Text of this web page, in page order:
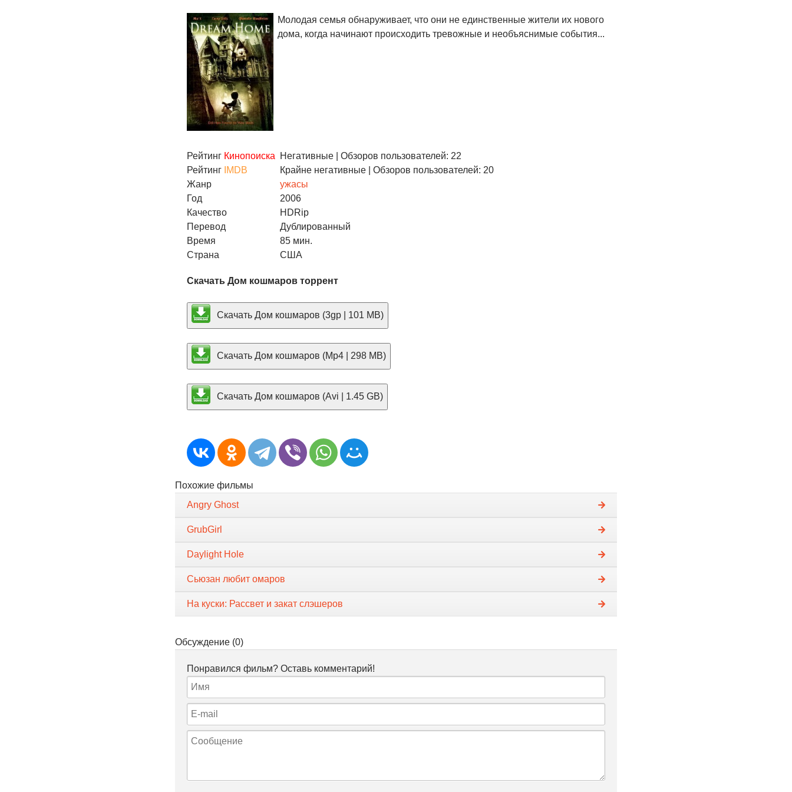
Молодая семья обнаруживает, что они не единственные жители их нового
дома, когда начинают происходить тревожные и необъяснимые события...
Рейтинг Кинопоиска Негативные | Обзоров пользователей: 22
Рейтинг IMDB Крайне негативные | Обзоров пользователей: 20
Жанр
ужасы
Год
2006
Качество
HDRip
Перевод
Дублированный
Время
85 мин.
Страна
США
Скачать Дом кошмаров торрент
Скачать Дом кошмаров (3gp | 101 MB)
Скачать Дом кошмаров (Mp4 | 298 MB)
Скачать Дом кошмаров (Avi | 1.45 GB)
Похожие фильмы
Angry Ghost
GrubGirl
Daylight Hole
Сьюзан любит омаров
На куски: Рассвет и закат слэшеров
Обсуждение (0)
Понравился фильм? Оставь комментарий!